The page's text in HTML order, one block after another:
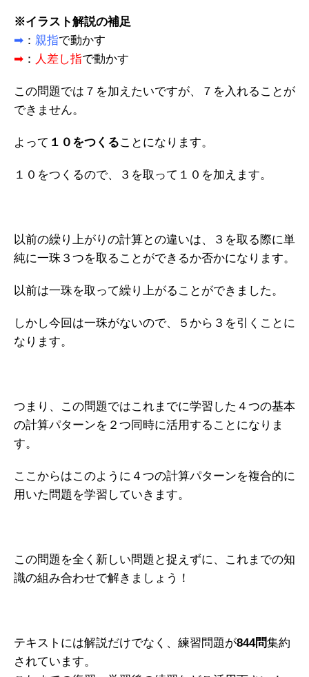
※イラスト解説の補足
➡ ： 親指で動かす
➡ ： 人差し指で動かす
この問題では７を加えたいですが、７を入れることが
できません。
よって １０をつくることになります。
１０をつくるので、３を取って１０を加えます。
以前の繰り上がりの計算との違いは、３を取る際に単
純に一珠３つを取ることができるか否かになります。
以前は一珠を取って繰り上がることができました。
しかし今回は一珠がないので、５から３を引くことに
なります。
つまり、この問題ではこれまでに学習した４つの基本
の計算パターンを２つ同時に活用することになりま
す。
ここからはこのように４つの計算パターンを複合的に
用いた問題を学習していきます。
この問題を全く新しい問題と捉えずに、これまでの知
識の組み合わせで解きましょう！
テキストには解説だけでなく、練習問題が844問集約
されています。